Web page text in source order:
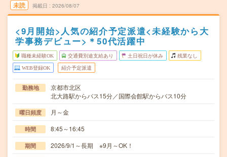
未読 掲載日 2026/08/07
<9月開始>人気の紹介予定派遣<未経験から大
学事務デビュー>＊50代活躍中
職種未経験OK 交通費別途支給あり 土日祝日が休み 残業なし
WEB登録OK 紹介予定派遣
勤務地
京都市北区
北大路駅からバス15分／国際会館駅からバス10分
曜日頻度 月～金
時間 8:45～16:45
期間 2026/9/1～長期 ※9月～OK！